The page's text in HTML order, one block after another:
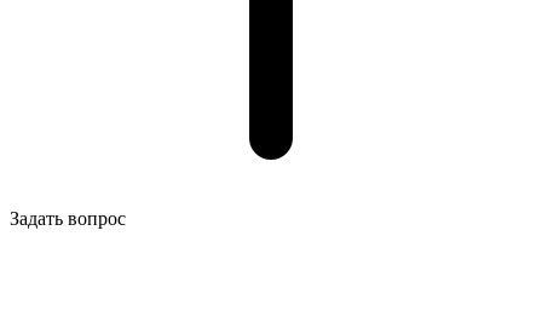
Задать вопрос